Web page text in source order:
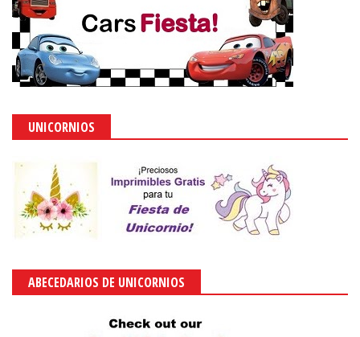
UNICORNIOS
ABECEDARIOS DE UNICORNIOS